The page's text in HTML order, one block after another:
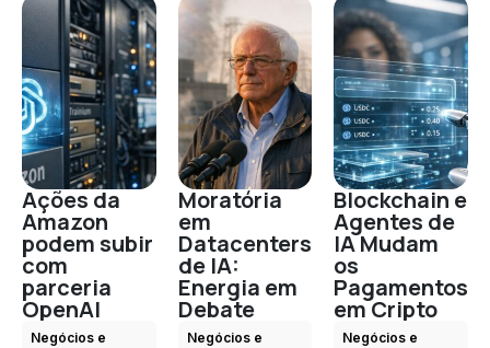
Ações da
Amazon
podem subir
com
parceria
OpenAI
Negócios e
Moratória
em
Datacenters
de IA:
Energia em
Debate
Negócios e
Blockchain e
Agentes de
IA Mudam
os
Pagamentos
em Cripto
Negócios e